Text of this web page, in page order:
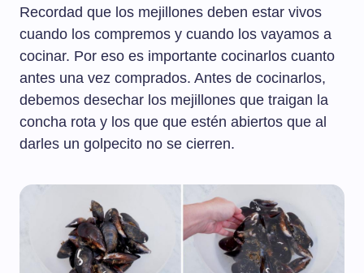
Recordad que los mejillones deben estar vivos
cuando los compremos y cuando los vayamos a
cocinar. Por eso es importante cocinarlos cuanto
antes una vez comprados. Antes de cocinarlos,
debemos desechar los mejillones que traigan la
concha rota y los que que estén abiertos que al
darles un golpecito no se cierren.